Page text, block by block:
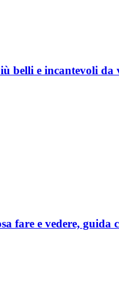
belli e incantevoli da
fare e vedere, guida